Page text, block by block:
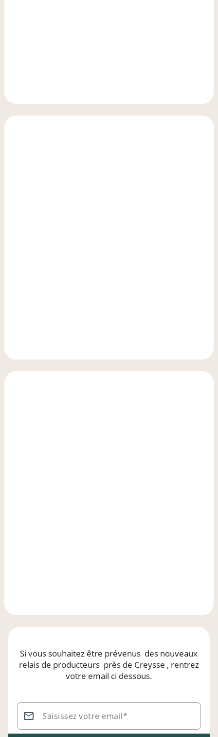
Si vous souhaitez être prévenus des nouveaux
relais de producteurs près de Creysse , rentrez
votre email ci dessous.
Saisissez votre email*